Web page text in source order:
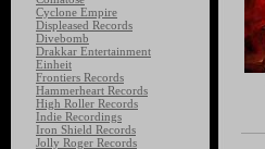
Cyclone Empire
Displeased Records
Divebomb
Drakkar Entertainment
Einheit
Frontiers Records
Hammerheart Records
High Roller Records
Indie Recordings
Iron Shield Records
Jolly Roger Records